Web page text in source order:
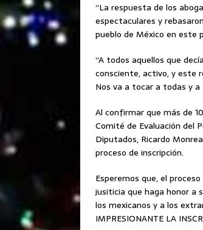
“La respuesta de los
espectaculares y
pueblo de México en este
“A todos aquellos que
consciente, activo, y este
Nos va a tocar a todas y
Al confirmar que más de
Comité de Evaluación del
Diputados, Ricardo
proceso de inscripción.
Esperemos que, el
jusiticia que haga honor a
los mexicanos y a los
IMPRESIONANTE LA